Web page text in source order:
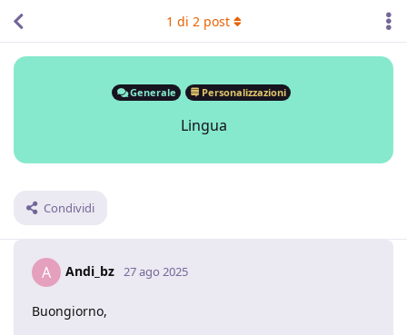
Generale Personalizzazioni
Lingua
Condividi
1 di 2post
A Andi_bz 27 ago 2025
Buongiorno,